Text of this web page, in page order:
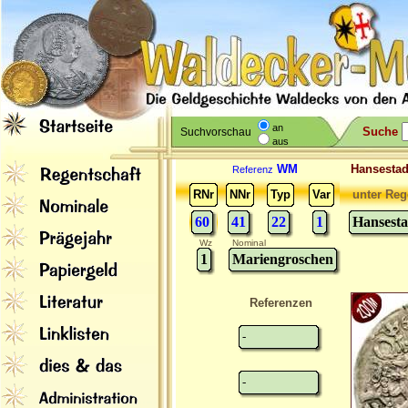
Suchvorschau
an
aus
Suche
Referenz WM
RNr
NNr Typ Var
60 41 22 1
unter
Wz Nominal
1 Mariengroschen
Referenzen
-
-